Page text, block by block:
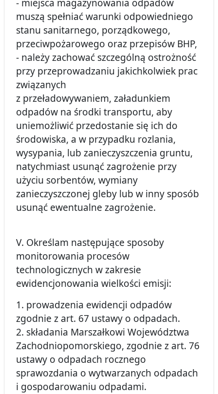
- miejsca magazynowania odpadów
muszą spełniać warunki odpowiedniego
stanu sanitarnego, porządkowego,
przeciwpożarowego oraz przepisów BHP,
- należy zachować szczególną ostrożność
przy przeprowadzaniu jakichkolwiek prac
związanych
z przeładowywaniem, załadunkiem
odpadów na środki transportu, aby
uniemożliwić przedostanie się ich do
środowiska, a w przypadku rozlania,
wysypania, lub zanieczyszczenia gruntu,
natychmiast usunąć zagrożenie przy
użyciu sorbentów, wymiany
zanieczyszczonej gleby lub w inny sposób
usunąć ewentualne zagrożenie.
V. Określam następujące sposoby
monitorowania procesów
technologicznych w zakresie
ewidencjonowania wielkości emisji:
1. prowadzenia ewidencji odpadów
zgodnie z art. 67 ustawy o odpadach.
2. składania Marszałkowi Województwa
Zachodniopomorskiego, zgodnie z art. 76
ustawy o odpadach rocznego
sprawozdania o wytwarzanych odpadach
i gospodarowaniu odpadami.